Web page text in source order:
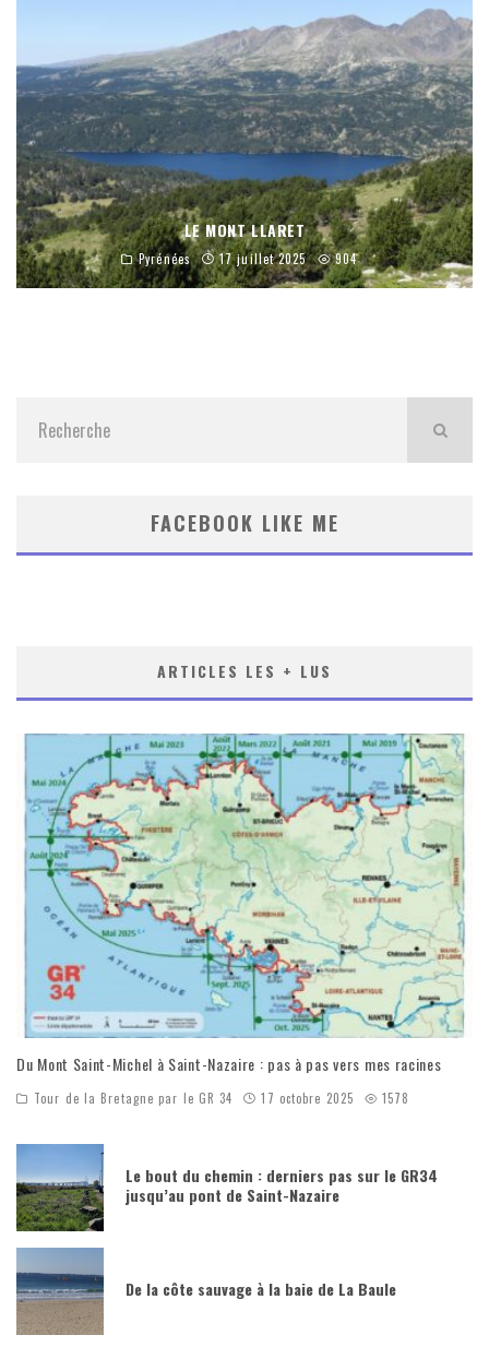
LE MONT LLARET
Pyrénées 17 juillet 2025 904
FACEBOOK LIKE ME
ARTICLES LES + LUS
Du Mont Saint-Michel à Saint-Nazaire : pas à pas vers mes racines
Tour de la Bretagne par le GR 34 17 octobre 2025 1578
Le bout du chemin : derniers pas sur le GR34
jusqu’au pont de Saint-Nazaire
De la côte sauvage à la baie de La Baule